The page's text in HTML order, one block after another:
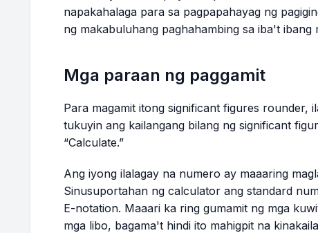
napakahalaga para sa pagpapahayag ng
ng makabuluhang paghahambing sa iba't ibang
Mga paraan ng paggamit
Para magamit itong significant figures rounder,
tukuyin ang kailangang bilang ng significant
“Calculate.”
Ang iyong ilalagay na numero ay maaaring
Sinusuportahan ng calculator ang standard
E-notation. Maaari ka ring gumamit ng mga
mga libo, bagama't hindi ito mahigpit na